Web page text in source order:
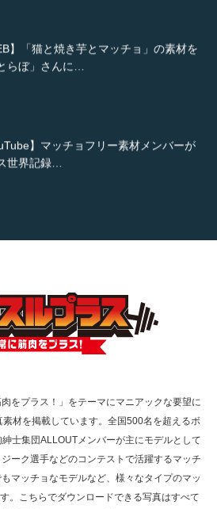
】「猫と焼き芋とマッチョ」の素材を
らぼ」さんに…
】マッチョフリー素材メンバーが
世界記録…
FMラジオ番組「ONE MORNING」
さ…
8放送）
をプラス！」をテーマにマニアックな要望に
材を掲載しています。全国500名を超えるボ
士集団ALLOUTメンバーが主にモデルとして
ーク選手などのコンテストで活躍するマッチ
マッチョなモデルなど、様々なタイプのマッ
。こちらでダウンロードできる写真はすべて